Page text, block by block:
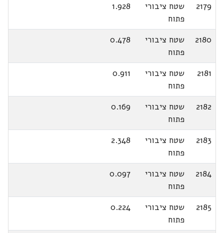
2179
שטח ציבורי
פתוח
1.928
2180
שטח ציבורי
פתוח
0.478
2181
שטח ציבורי
פתוח
0.911
2182
שטח ציבורי
פתוח
0.169
2183
שטח ציבורי
פתוח
2.348
2184
שטח ציבורי
פתוח
0.097
2185
שטח ציבורי
פתוח
0.224